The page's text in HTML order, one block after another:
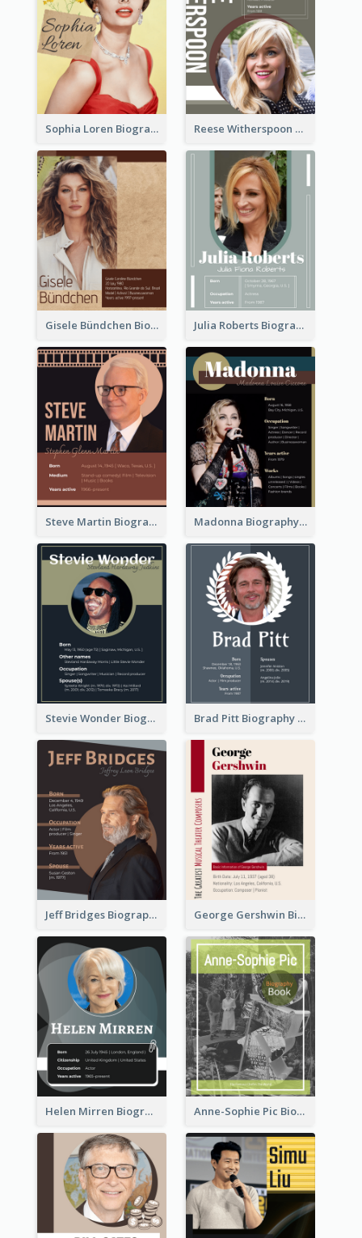
Sophia Loren Biography Reese Witherspoon Biography
Gisele Bündchen Biography Julia Roberts Biography
Steve Martin Biography Madonna Biography
Stevie Wonder Biography Brad Pitt Biography
Jeff Bridges Biography George Gershwin Biography
Helen Mirren Biography Anne-Sophie Pic Biography